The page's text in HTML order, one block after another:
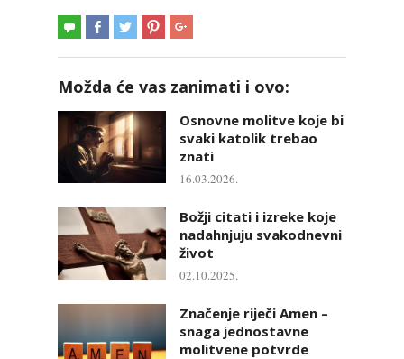
Možda će vas zanimati i ovo:
Osnovne molitve koje bi
svaki katolik trebao
znati
16.03.2026.
Božji citati i izreke koje
nadahnjuju svakodnevni
život
02.10.2025.
Značenje riječi Amen –
snaga jednostavne
molitvene potvrde